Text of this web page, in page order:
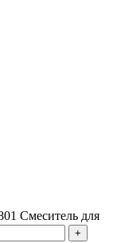
Смеситель для